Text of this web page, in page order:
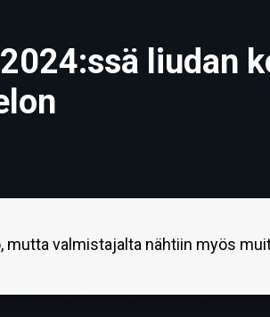
liudan
valmistajalta nähtiin myös